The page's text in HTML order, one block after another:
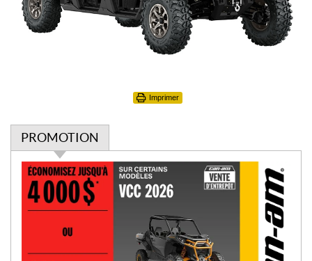
Imprimer
PROMOTION
P
o
m